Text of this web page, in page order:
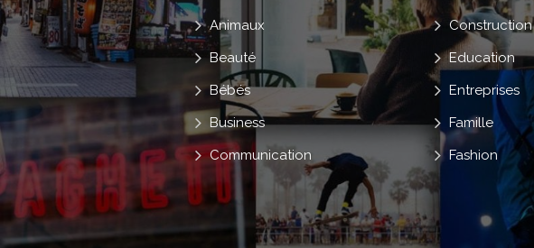
Animaux
Beauté
Bébés
Business
Communication
Construction
Education
Entreprises
Famille
Fashion